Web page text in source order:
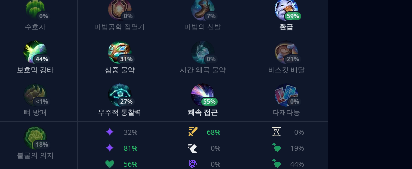
0%
수호자
44%
보호막 강타
<1%
뼈 방패
18%
불굴의 의지
0%
마법공학 점멸기
7%
마법의 신발
59%
환급
31%
삼중 물약
0%
시간 왜곡 물약
21%
비스킷 배달
27%
우주적 통찰력
55%
쾌속 접근
0%
다재다능
32% 68%
0%
81%
0%
19%
56%
0% 44%